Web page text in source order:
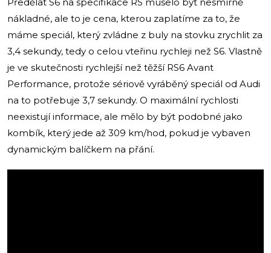
nákladné, ale to je cena, kterou zaplatíme za to, že
máme speciál, který zvládne z buly na stovku zrychlit za
3,4 sekundy, tedy o celou vteřinu rychleji než S6. Vlastně
je ve skutečnosti rychlejší než těžší RS6 Avant
Performance, protože sériově vyráběný speciál od Audi
na to potřebuje 3,7 sekundy. O maximální rychlosti
neexistují informace, ale mělo by být podobné jako
kombík, který jede až 309 km/hod, pokud je vybaven
dynamickým balíčkem na přání.